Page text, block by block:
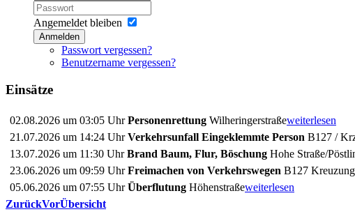
Angemeldet bleiben
Anmelden
Passwort vergessen?
Benutzername vergessen?
Einsätze
02.08.2026 um 03:05 UhrPersonenrettung Wilheringerstraßeweiterlesen
21.07.2026 um 14:24 UhrVerkehrsunfall Eingeklemmte Person B127 /
13.07.2026 um 11:30 UhrBrand Baum, Flur, Böschung Hohe Straße/
23.06.2026 um 09:59 UhrFreimachen von Verkehrswegen B127
05.06.2026 um 07:55 UhrÜberflutung Höhenstraßeweiterlesen
ZurückVorÜbersicht